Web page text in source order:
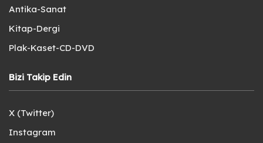
Antika-Sanat
Kitap-Dergi
Plak-Kaset-CD-DVD
Bizi Takip Edin
X (Twitter)
Instagram